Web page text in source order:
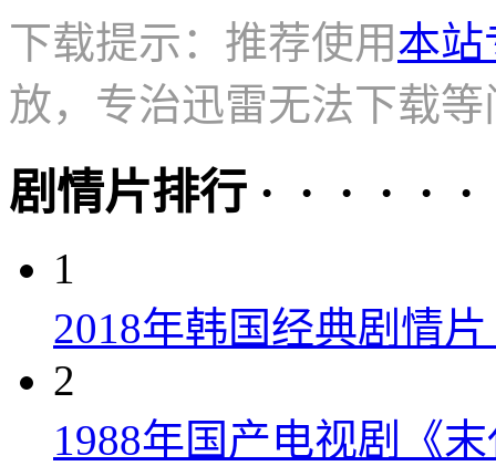
下载提示：推荐使用本站
放，专治迅雷无法下载等
剧情片排行 · · · · · ·
1
2018年韩国经典剧情
2
1988年国产电视剧《